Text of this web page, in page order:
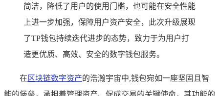
简洁，降低了用户的使用门槛，也可能在安全性能
上进一步加强，保障用户资产安全，此次升级展现
了TP钱包持续迭代进步的态势，致力于为用户打
造更优质、高效、安全的数字钱包服务。
在 区块链数字资产的浩瀚宇宙中,钱包宛如一座坚固且智
能的堡垒，承担着管理资产、促成交易的关键使命，其功能的